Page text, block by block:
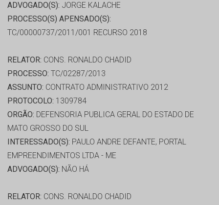
ADVOGADO(S): JORGE KALACHE
PROCESSO(S) APENSADO(S):
TC/00000737/2011/001 RECURSO 2018
RELATOR: CONS. RONALDO CHADID
PROCESSO: TC/02287/2013
ASSUNTO: CONTRATO ADMINISTRATIVO 2012
PROTOCOLO: 1309784
ORGÃO: DEFENSORIA PUBLICA GERAL DO ESTADO DE
MATO GROSSO DO SUL
INTERESSADO(S): PAULO ANDRE DEFANTE, PORTAL
EMPREENDIMENTOS LTDA - ME
ADVOGADO(S): NÃO HÁ
RELATOR: CONS. RONALDO CHADID